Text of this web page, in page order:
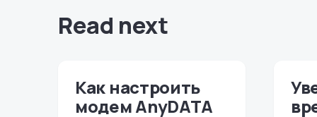
Read next
Как настроить
модем AnyDATA